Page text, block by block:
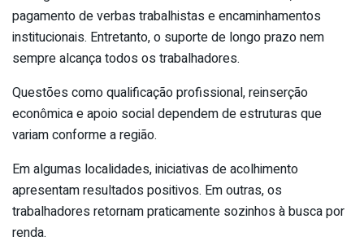
pagamento de verbas trabalhistas e encaminhamentos
institucionais. Entretanto, o suporte de longo prazo nem
sempre alcança todos os trabalhadores.
Questões como qualificação profissional, reinserção
econômica e apoio social dependem de estruturas que
variam conforme a região.
Em algumas localidades, iniciativas de acolhimento
apresentam resultados positivos. Em outras, os
trabalhadores retornam praticamente sozinhos à busca por
renda.